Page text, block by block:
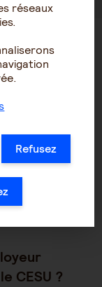
CESU ?
réseaux
Refusez